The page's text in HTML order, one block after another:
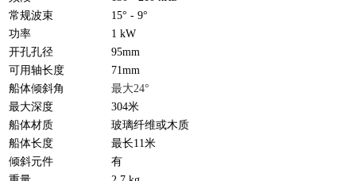
常规波束
15° - 9°
功率
1 kW
开孔孔径
95mm
可用轴长度
71mm
船体倾斜角
最大24°
最大深度
304米
船体材质
玻璃纤维或木质
船体长度
最长11米
倾斜元件
有